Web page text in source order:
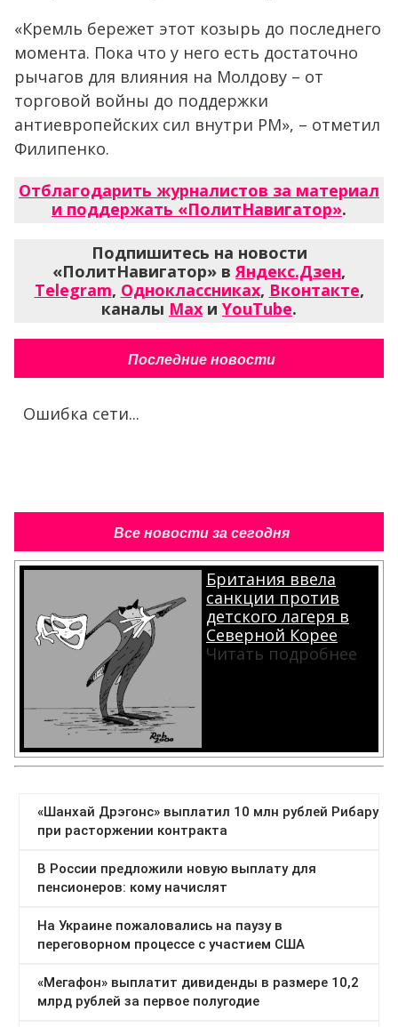
«Кремль бережет этот козырь до последнего
момента. Пока что у него есть достаточно
рычагов для влияния на Молдову – от
торговой войны до поддержки
антиевропейских сил внутри РМ», – отметил
Филипенко.
Отблагодарить журналистов за материал
и поддержать «ПолитНавигатор».
Подпишитесь на новости
«ПолитНавигатор» вЯндекс.Дзен,
Telegram, Одноклассниках, Вконтакте,
каналы Max и YouTube.
Последние новости
Ошибка сети...
Все новости за сегодня
Британия ввела
санкции против
детского лагеря в
Северной Корее
Читать подробнее